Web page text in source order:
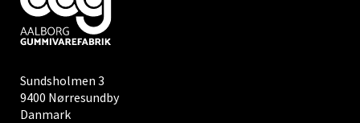
Sundsholmen 3
9400 Nørresundby
Danmark